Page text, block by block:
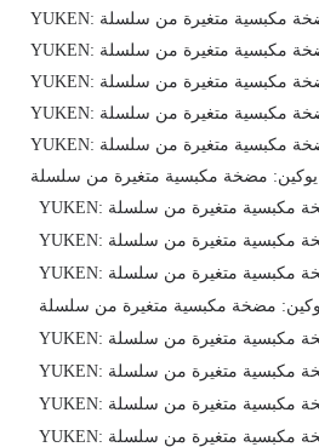
YUKEN: مضخة مكبسية متغيرة من سلسلة A37-F-R-01-H-S-K-32
YUKEN: مضخة مكبسية متغيرة من سلسلة A37-L-R-01-C-S-K-32
YUKEN: مضخة مكبسية متغيرة من سلسلة A37-L-R-01-B-S-K-32
YUKEN: مضخة مكبسية متغيرة من سلسلة A37-L-R-01-H-S-K-32
YUKEN: مضخة مكبسية متغيرة من سلسلة A37-F-R-01-C-K-32
YUKEN: مضخة مكبسية متغيرة من سلسلة A37-F-R-01-H-K-32
YUKEN: مضخة مكبسية متغيرة من سلسلة A37-F-R-01-C-S-K-32
YUKEN: مضخة مكبسية متغيرة من سلسلة A37-F-R-01-B-S-K-32
YUKEN: مضخة مكبسية متغيرة من سلسلة A37-L-R-01-C-S-K-32
YUKEN: مضخة مكبسية متغيرة من سلسلة A37-L-R-01-B-S-K-32
YUKEN: مضخة مكبسية متغيرة من سلسلة A37-L-R-01-H-S-K-32
YUKEN: مضخة مكبسية متغيرة من سلسلة A56-F-R-01-C-K-32